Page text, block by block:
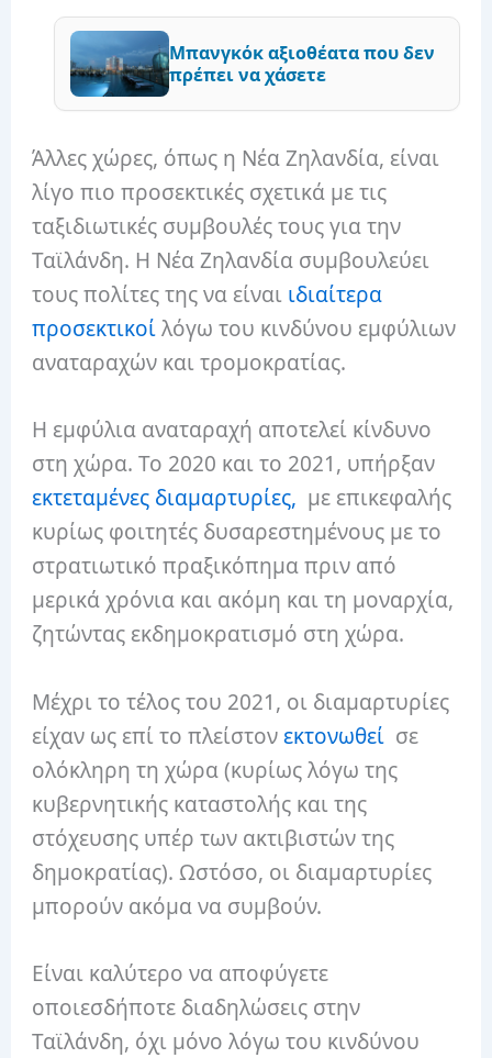
Μπανγκόκ αξιοθέατα που δεν
πρέπει να χάσετε
Άλλες χώρες, όπως η Νέα Ζηλανδία, είναι
λίγο πιο προσεκτικές σχετικά με τις
ταξιδιωτικές συμβουλές τους για την
Ταϊλάνδη. Η Νέα Ζηλανδία συμβουλεύει
τους πολίτες της να είναι ιδιαίτερα
προσεκτικοίλόγω του κινδύνου εμφύλιων
αναταραχών και τρομοκρατίας.
Η εμφύλια αναταραχή αποτελεί κίνδυνο
στη χώρα. Το 2020 και το 2021, υπήρξαν
εκτεταμένες διαμαρτυρίες, με επικεφαλής
κυρίως φοιτητές δυσαρεστημένους με το
στρατιωτικό πραξικόπημα πριν από
μερικά χρόνια και ακόμη και τη μοναρχία,
ζητώντας εκδημοκρατισμό στη χώρα.
Μέχρι το τέλος του 2021, οι διαμαρτυρίες
είχαν ως επί το πλείστονεκτονωθεί σε
ολόκληρη τη χώρα (κυρίως λόγω της
κυβερνητικής καταστολής και της
στόχευσης υπέρ των ακτιβιστών της
δημοκρατίας). Ωστόσο, οι διαμαρτυρίες
μπορούν ακόμα να συμβούν.
Είναι καλύτερο να αποφύγετε
οποιεσδήποτε διαδηλώσεις στην
Ταϊλάνδη, όχι μόνο λόγω του κινδύνου